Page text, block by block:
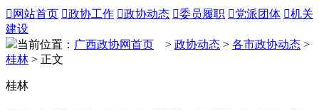
 网站首页 政协工作 政协动态 委员履职 党派团体 机关
建设
当前位置： 广西政协网首页 > 政协动态 > 各市政协动态 >
桂林 > 正文
桂林